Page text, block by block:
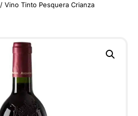
/ Vino Tinto Pesquera Crianza